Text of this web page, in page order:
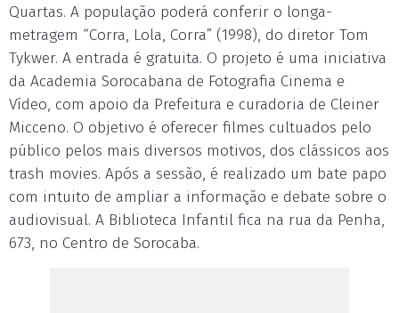
Quartas. A população poderá conferir o longa-
metragem “Corra, Lola, Corra” (1998), do diretor Tom
Tykwer. A entrada é gratuita. O projeto é uma iniciativa
da Academia Sorocabana de Fotografia Cinema e
Vídeo, com apoio da Prefeitura e curadoria de Cleiner
Micceno. O objetivo é oferecer filmes cultuados pelo
público pelos mais diversos motivos, dos clássicos aos
trash movies. Após a sessão, é realizado um bate papo
com intuito de ampliar a informação e debate sobre o
audiovisual. A Biblioteca Infantil fica na rua da Penha,
673, no Centro de Sorocaba.